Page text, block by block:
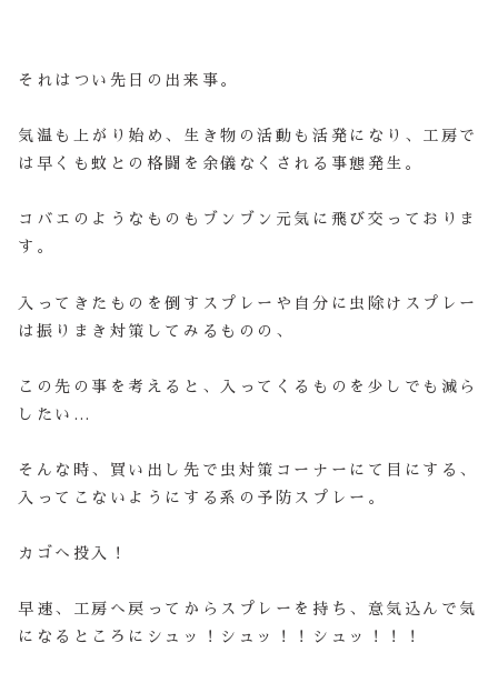
それはつい先日の出来事。
気温も上がり始め、生き物の活動も活発になり、工房で
は早くも蚊との格闘を余儀なくされる事態発生。
コバエのようなものもブンブン元気に飛び交っておりま
す。
入ってきたものを倒すスプレーや自分に虫除けスプレー
は振りまき対策してみるものの、
この先の事を考えると、入ってくるものを少しでも減ら
したい…
そんな時、買い出し先で虫対策コーナーにて目にする、
入ってこないようにする系の予防スプレー。
カゴへ投入！
早速、工房へ戻ってからスプレーを持ち、意気込んで気
になるところにシュッ！シュッ！！シュッ！！！